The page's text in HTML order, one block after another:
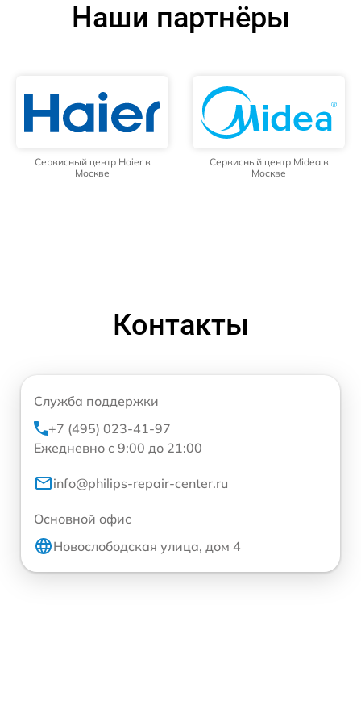
Наши партнёры
Сервисный центр Haier в
Москве
Сервисный центр Midea в
Москве
Контакты
Служба поддержки
+7 (495) 023-41-97
Ежедневно с 9:00 до 21:00
info@philips-repair-center.ru
Основной офис
Новослободская улица, дом 4